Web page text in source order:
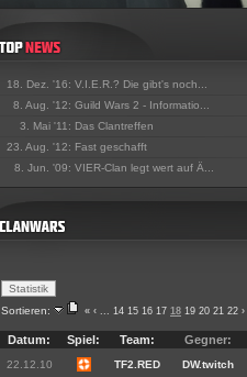
18. Dez. '16: V.I.E.R.? Die gibt's noch...
8. Aug. '12: Guild Wars 2 - Informatio...
3. Mai '11: Das Clantreffen
23. Aug. '12: Fast geschafft
8. Jun. '09: VIER-Clan legt wert auf Ä...
Sortieren: « ‹ ... 14 15 16 17 18 19 20 21 22 ›
Datum: Spiel: Team: Gegner:
22.12.10 TF2.RED
DW.twitch